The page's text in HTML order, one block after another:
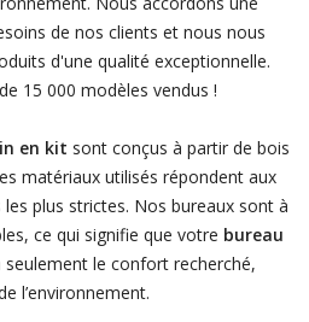
de nos clients et nous nous
d'une qualité exceptionnelle.
15 000 modèles vendus !
en kit sont conçus à partir de bois
matériaux utilisés répondent aux
plus strictes. Nos bureaux sont à
ce qui signifie que votre bureau
le confort recherché,
l’environnement.